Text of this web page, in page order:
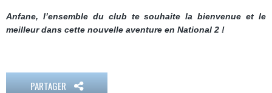
Anfane, l’ensemble du club te souhaite la bienvenue et le
meilleur dans cette nouvelle aventure en National 2 !
PARTAGER